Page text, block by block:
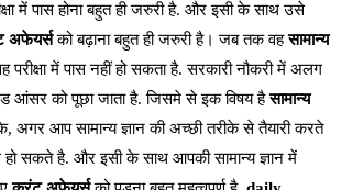
में पास होना बहुत ही जरुरी है. और इसी के साथ उसे
अफेयर्सको बढ़ाना बहुत ही जरुरी है। जब तक वहसामान्य
परीक्षा में पास नहीं हो सकता है. सरकारी नौकरी में अलग
आंसर को पूछा जाता है. जिसमे से इक विषय हैसामान्य
अगर आप सामान्य ज्ञान की अच्छी तरीके से तैयारी करते
हो सकते है. और इसी के साथ आपकी सामान्य ज्ञान में